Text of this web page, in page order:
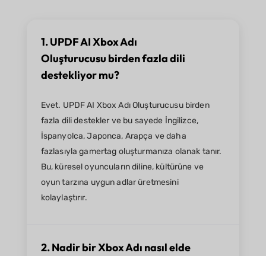
1. UPDF AI Xbox Adı
Oluşturucusu birden fazla dili
destekliyor mu?
Evet. UPDF AI Xbox Adı Oluşturucusu birden
fazla dili destekler ve bu sayede İngilizce,
İspanyolca, Japonca, Arapça ve daha
fazlasıyla gamertag oluşturmanıza olanak tanır.
Bu, küresel oyuncuların diline, kültürüne ve
oyun tarzına uygun adlar üretmesini
kolaylaştırır.
2. Nadir bir Xbox Adı nasıl elde